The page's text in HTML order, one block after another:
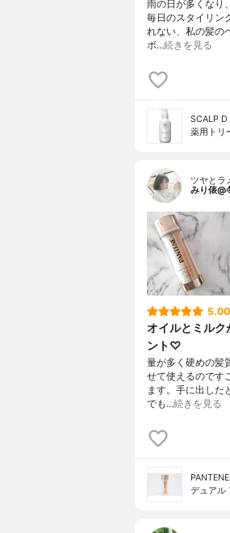
雨の日が多くなり
毎日のスタイリン
れない、私の髪の
ボ…続きを見る
SCALP D
薬用トリ
ツヤとラ
みり俵@
5.00
オイルとミルク
ント♡
量が多く硬めの髪
せて使えるのです
ます。手に出した
でも…続きを見る
デュアル